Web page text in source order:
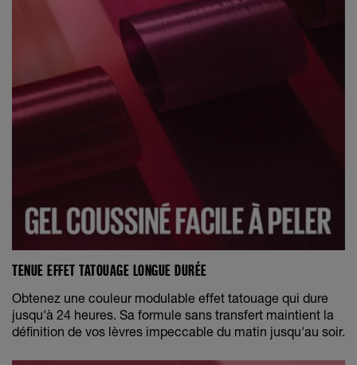
TENUE EFFET TATOUAGE LONGUE DURÉE
Obtenez une couleur modulable effet tatouage qui dure
jusqu'à 24 heures. Sa formule sans transfert maintient la
définition de vos lèvres impeccable du matin jusqu'au soir.